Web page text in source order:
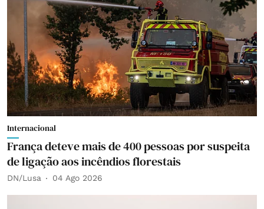
Internacional
França deteve mais de 400 pessoas por suspeita
de ligação aos incêndios florestais
DN/Lusa 04 Ago 2026